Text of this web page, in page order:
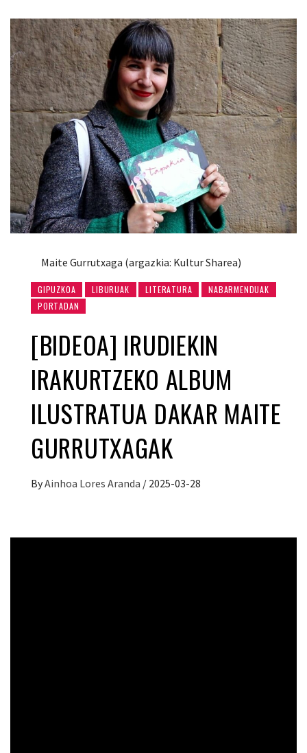
Maite Gurrutxaga (argazkia: Kultur Sharea)
GIPUZKOA LIBURUAK LITERATURA
NABARMENDUAK
PORTADAN
[BIDEOA] IRUDIEKIN
IRAKURTZEKO ALBUM
ILUSTRATUA DAKAR MAITE
GURRUTXAGAK
ByAinhoa Lores Aranda / 2025-03-28